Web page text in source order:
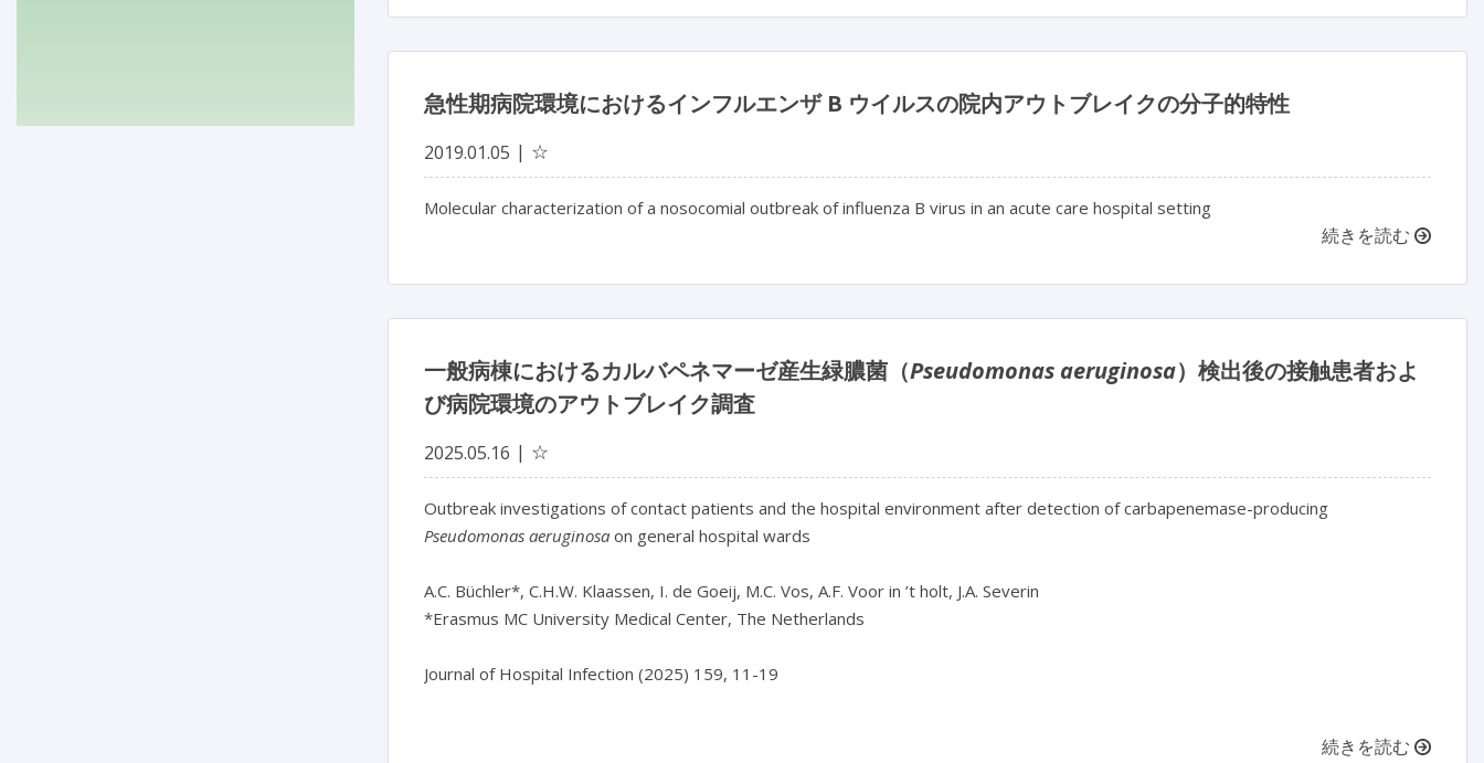
急性期病院環境におけるインフルエンザ B ウイルスの院内アウトブレイクの分子的特性
2019.01.05 ☆
Molecular characterization of a nosocomial outbreak of influenza B virus in an acute care hospital setting
続きを読む
一般病棟におけるカルバペネマーゼ産生緑膿菌（Pseudomonas aeruginosa）検出後の接触患者およ
び病院環境のアウトブレイク調査
2025.05.16 ☆
Pseudomonas aeruginosa on general hospital wards
A.C. Büchler*, C.H.W. Klaassen, I. de Goeij, M.C. Vos, A.F. Voor in ’t holt, J.A. Severin
*Erasmus MC University Medical Center, The Netherlands
Journal of Hospital Infection (2025) 159, 11-19
続きを読む